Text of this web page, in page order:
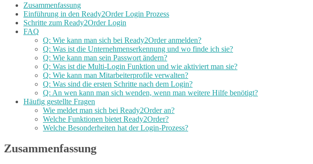
Zusammenfassung
Einführung in den Ready2Order Login Prozess
Schritte zum Ready2Order Login
FAQ
Q: Wie kann man sich bei Ready2Order anmelden?
Q: Was ist die Unternehmenserkennung und wo finde ich sie?
Q: Wie kann man sein Passwort ändern?
Q: Was ist die Multi-Login Funktion und wie aktiviert man sie?
Q: Wie kann man Mitarbeiterprofile verwalten?
Q: Was sind die ersten Schritte nach dem Login?
Q: An wen kann man sich wenden, wenn man weitere Hilfe benötigt?
Häufig gestellte Fragen
Wie meldet man sich bei Ready2Order an?
Welche Funktionen bietet Ready2Order?
Welche Besonderheiten hat der Login-Prozess?
Zusammenfassung